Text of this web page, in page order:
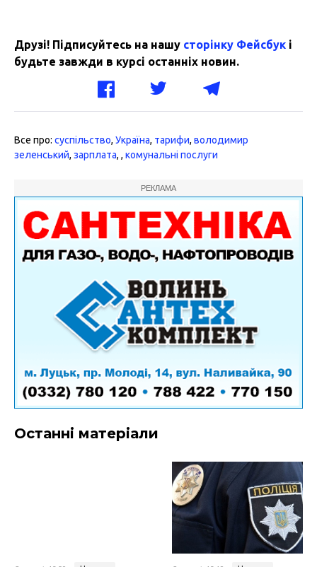
Друзі! Підписуйтесь на нашу сторінку Фейсбук і
будьте завжди в курсі останніх новин.
Все про: суспільство, Україна, тарифи, володимир
зеленський, зарплата, , комунальні послуги
РЕКЛАМА
Останні матеріали